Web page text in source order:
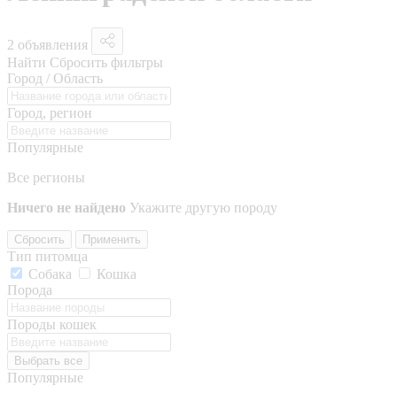
2 объявления
Найти Сбросить фильтры
Город / Область
Город, регион
Популярные
Все регионы
Ничего не найдено Укажите другую породу
Сбросить Применить
Тип питомца
Собака
Кошка
Порода
Породы кошек
Выбрать все
Популярные